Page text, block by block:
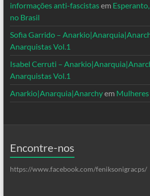
informações anti-fascistasem
no Brasil
Sofia Garrido –
Anarquistas Vol.1
Isabel Cerruti –
Anarquistas Vol.1
Anarkio|Anarquia|Anarchyem
Encontre-nos
https://www.facebook.com/feniksonigracps/